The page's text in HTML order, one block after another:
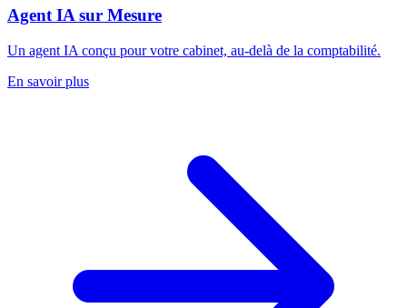
Agent IA sur Mesure
Un agent IA conçu pour votre cabinet, au-delà de la comptabilité.
En savoir plus